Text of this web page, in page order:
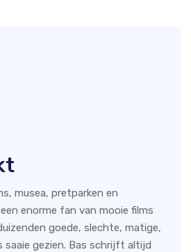
musea, pretparken en
enorme fan van mooie films
goede, slechte, matige,
saaie gezien. Bas schrijft altijd